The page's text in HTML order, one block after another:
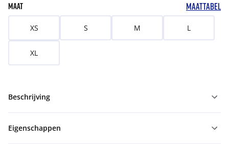
MAAT MAATTABEL
XS S M L
XL
Beschrijving
Eigenschappen